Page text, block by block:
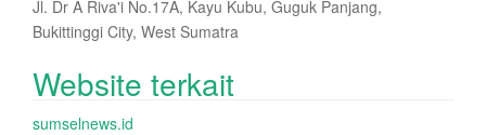
Jl. Dr A Riva'i No.17A, Kayu Kubu, Guguk Panjang,
Bukittinggi City, West Sumatra
Website terkait
sumselnews.id